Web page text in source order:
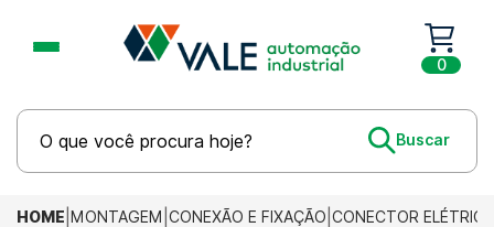
0
HOME MONTAGEM CONEXÃO E FIXAÇÃO CONECTOR